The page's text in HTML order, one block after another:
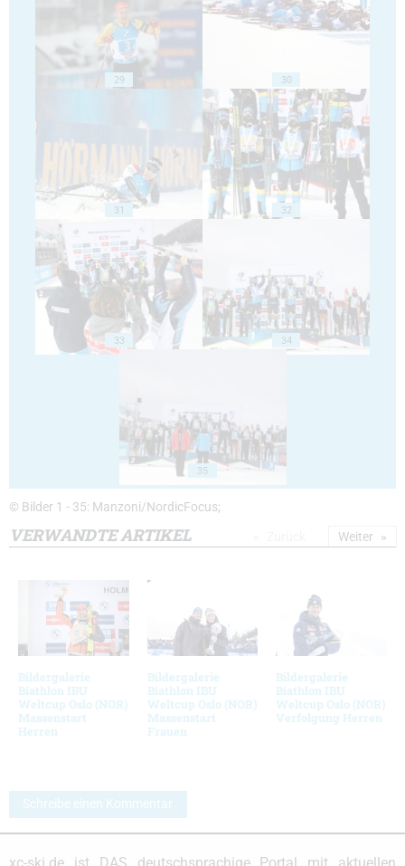
29 30
31 32
33 34
35
© Bilder 1 - 35: Manzoni/NordicFocus;
VERWANDTE ARTIKEL
Bildergalerie
Biathlon IBU
Weltcup Oslo (NOR)
Massenstart
Herren
Bildergalerie
Biathlon IBU
Weltcup Oslo (NOR)
Massenstart
Frauen
Bildergalerie
Biathlon IBU
Weltcup Oslo (NOR)
Verfolgung Herren
Weiter
Schreibe einen Kommentar